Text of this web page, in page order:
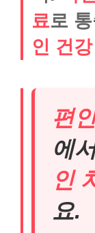
료로
인 건
편
에
인
요.